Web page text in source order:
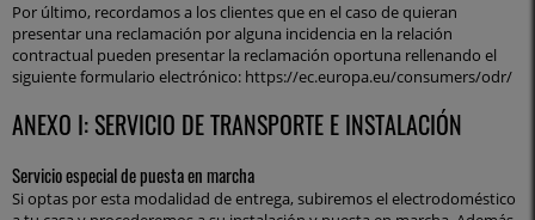
Por último, recordamos a los clientes que en el caso de quieran
presentar una reclamación por alguna incidencia en la relación
contractual pueden presentar la reclamación oportuna rellenando el
siguiente formulario electrónico: https://ec.europa.eu/consumers/odr/
ANEXO I: SERVICIO DE TRANSPORTE E INSTALACIÓN
Servicio especial de puesta en marcha
Si optas por esta modalidad de entrega, subiremos el electrodoméstico